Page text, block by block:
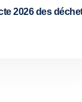
2026 des